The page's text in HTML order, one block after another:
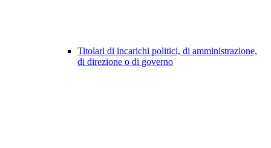
Titolari di incarichi politici, di amministrazione,
di direzione o di governo